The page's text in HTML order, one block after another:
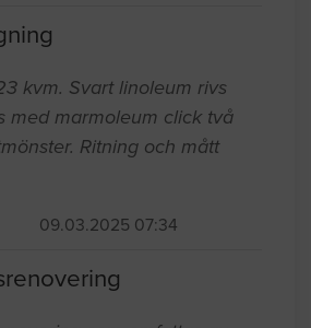
kvm. Svart linoleum rivs
med marmoleum click två
Ritning och mått
09.03.2025 07:34